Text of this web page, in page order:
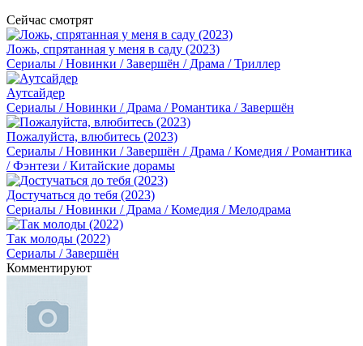
Сейчас смотрят
Ложь, спрятанная у меня в саду (2023)
Сериалы / Новинки / Завершён / Драма / Триллер
Аутсайдер
Сериалы / Новинки / Драма / Романтика / Завершён
Пожалуйста, влюбитесь (2023)
Сериалы / Новинки / Завершён / Драма / Комедия / Романтика
/ Фэнтези / Китайские дорамы
Достучаться до тебя (2023)
Сериалы / Новинки / Драма / Комедия / Мелодрама
Так молоды (2022)
Сериалы / Завершён
Комментируют